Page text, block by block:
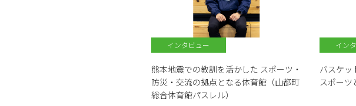
インタビュー
熊本地震での教訓を活かした スポーツ・
防災・交流の拠点となる体育館（山都町
総合体育館パスレル）
イン
バスケッ
スポーツ